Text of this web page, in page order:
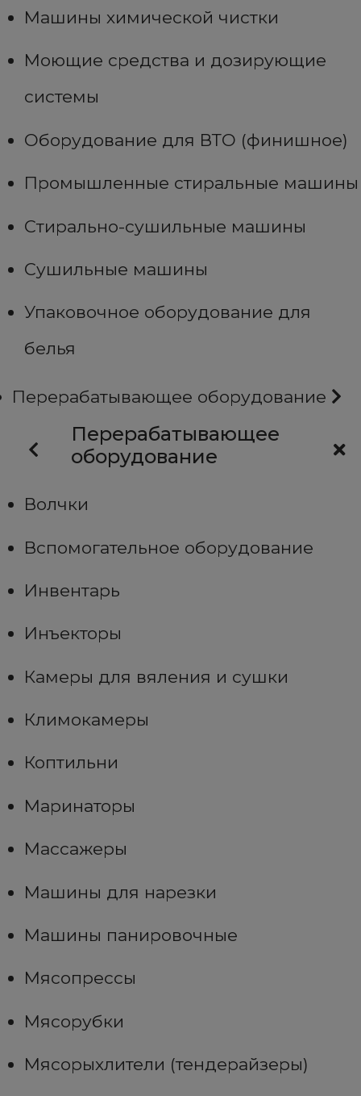
Машины химической чистки
Моющие средства и дозирующие
системы
Оборудование для ВТО (финишное)
Промышленные стиральные машины
Стирально-сушильные машины
Сушильные машины
Упаковочное оборудование для
белья
Перерабатывающее оборудование
Перерабатывающее
оборудование
Волчки
Вспомогательное оборудование
Инвентарь
Инъекторы
Камеры для вяления и сушки
Климокамеры
Коптильни
Маринаторы
Массажеры
Машины для нарезки
Машины панировочные
Мясопрессы
Мясорубки
Мясорыхлители (тендерайзеры)